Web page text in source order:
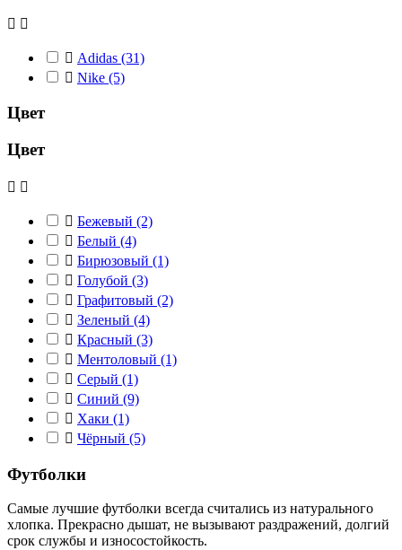
 
 Adidas (31)
 Nike (5)
Цвет
Цвет
 
 Бежевый (2)
 Белый (4)
 Бирюзовый (1)
 Голубой (3)
 Графитовый (2)
 Зеленый (4)
 Красный (3)
 Ментоловый (1)
 Серый (1)
 Синий (9)
 Хаки (1)
 Чёрный (5)
Футболки
Самые лучшие футболки всегда считались из натурального
хлопка. Прекрасно дышат, не вызывают раздражений, долгий
срок службы и износостойкость.